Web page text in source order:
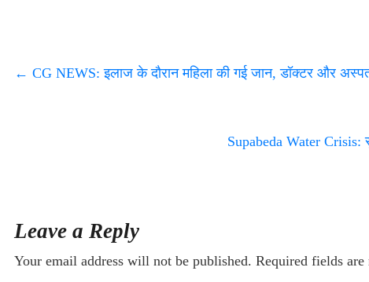
← CG NEWS: इलाज के दौरान महिला की गई जान, डॉक्टर और
Supabeda Water Crisis:
Leave a Reply
Your email address will not be published. Required fields are